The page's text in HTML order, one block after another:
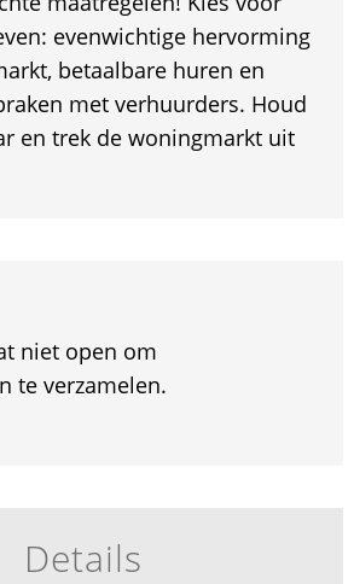
evenwichtige hervorming
betaalbare huren en
met verhuurders. Houd
en trek de woningmarkt uit
niet open om
te verzamelen.
Details